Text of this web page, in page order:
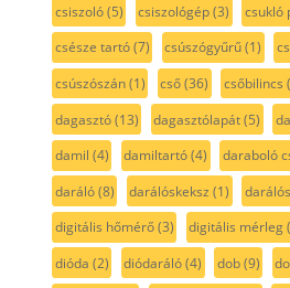
csiszoló(5) csiszológép(3) csukló
csésze tartó(7) csúszógyűrű(1)
csúszószán(1) cső(36) csőbilincs
dagasztó(13) dagasztólapát(5)
damil (4) damiltartó(4) daraboló
daráló(8) darálóskeksz (1)
digitális hőmérő(3) digitális mérleg
dióda (2) diódaráló(4) dob(9)